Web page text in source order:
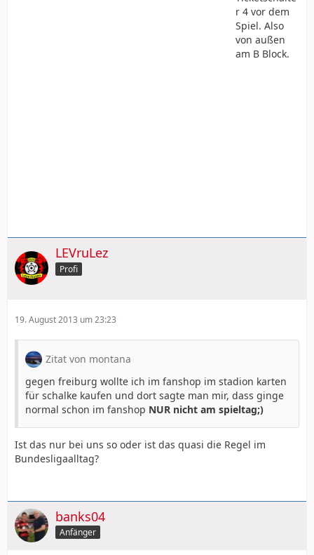
r 4 vor dem
Spiel. Also
von außen
am B Block.
LEVruLez
Profi
19. August 2013 um 23:23
Zitat von montana
gegen freiburg wollte ich im fanshop im stadion karten
für schalke kaufen und dort sagte man mir, dass ginge
normal schon im fanshop NUR nicht am spieltag;)
Ist das nur bei uns so oder ist das quasi die Regel im
Bundesligaalltag?
banks04
Anfänger